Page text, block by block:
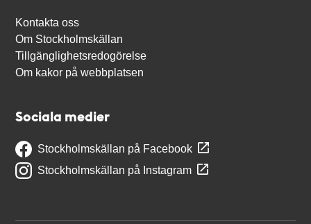
Kontakta oss
Om Stockholmskällan
Tillgänglighetsredogörelse
Om kakor på webbplatsen
Sociala medier
Stockholmskällan på Facebook
Stockholmskällan på Instagram